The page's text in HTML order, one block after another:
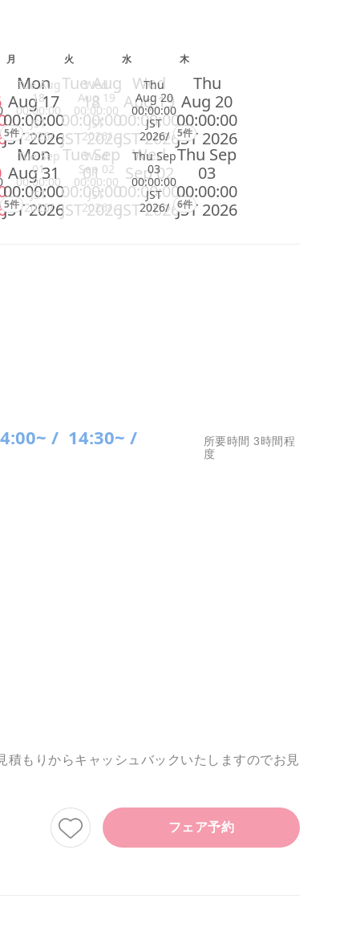
月 火 水 木
Mon
Aug 17
00:00:00
JST 2026
5件
Tue Aug
18
00:00:00
JST
2026/
Tue Aug
18
00:00:00
JST 2026
Wed
Aug 19
00:00:00
JST
2026/
Wed
Aug 19
00:00:00
JST 2026
Thu
Aug 20
00:00:00
JST
2026/
Thu
Aug 20
00:00:00
JST 2026
5件
Mon
Aug 31
00:00:00
JST 2026
5件
Tue Sep
01
00:00:00
JST
2026/
Tue Sep
01
00:00:00
JST 2026
Wed
Sep 02
00:00:00
JST
2026/
Wed
Sep 02
00:00:00
JST 2026
Thu Sep
03
00:00:00
JST
2026/
Thu Sep
03
00:00:00
JST 2026
6件
/ 14:30~ /
所要時間 3時間程
度
もりからキャッシュバックいたしますのでお見
フェア予約